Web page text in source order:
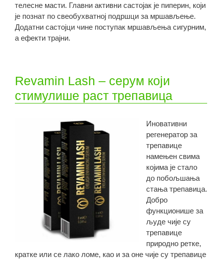
телесне масти. Главни активни састојак је пиперин, који
је познат по свеобухватној подршци за мршављење.
Додатни састојци чине поступак мршављења сигурним,
а ефекти трајни.
Revamin Lash – серум који
стимулише раст трепавица
Иновативни
регенератор за
трепавице
намењен свима
којима је стало
до побољшања
стања трепавица.
Добро
функционише за
људе чије су
трепавице
природно ретке,
кратке или се лако ломе, као и за оне чије су трепавице